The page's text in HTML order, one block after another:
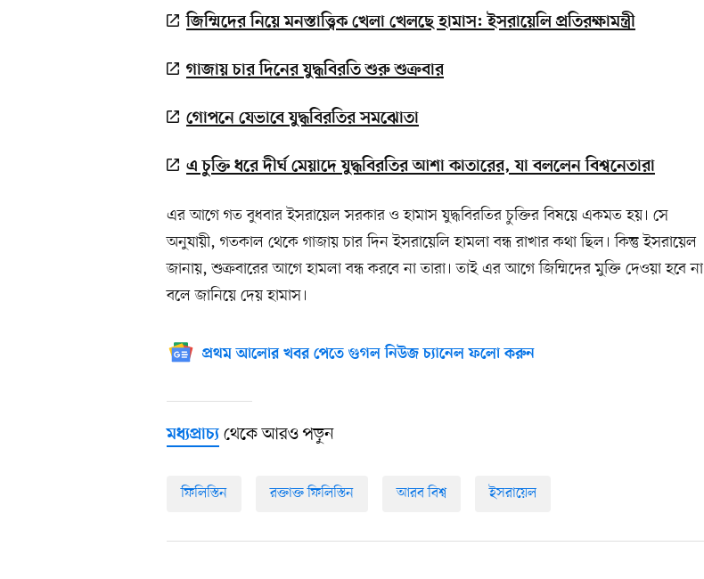
জিম্মিদের নিয়ে মনস্তাত্ত্বিক খেলা খেলছে হামাস: ইসরায়েলি প্রতিরক্ষামন্ত্রী
গাজায় চার দিনের যুদ্ধবিরতি শুরু শুক্রবার
গোপনে যেভাবে যুদ্ধবিরতির সমঝোতা
এ চুক্তি ধরে দীর্ঘ মেয়াদে যুদ্ধবিরতির আশা কাতারের, যা বললেন বিশ্বনেতারা
এর আগে গত বুধবার ইসরায়েল সরকার ও হামাস যুদ্ধবিরতির চুক্তির বিষয়ে একমত হয়। সে
অনুযায়ী, গতকাল থেকে গাজায় চার দিন ইসরায়েলি হামলা বন্ধ রাখার কথা ছিল। কিন্তু ইসরায়েল
জানায়, শুক্রবারের আগে হামলা বন্ধ করবে না তারা। তাই এর আগে জিম্মিদের মুক্তি দেওয়া হবে না
বলে জানিয়ে দেয় হামাস।
প্রথম আলোর খবর পেতে গুগল নিউজ চ্যানেল ফলো করুন
মধ্যপ্রাচ্য থেকে আরও পড়ুন
ফিলিস্তিন রক্তাক্ত ফিলিস্তিন আরব বিশ্ব ইসরায়েল